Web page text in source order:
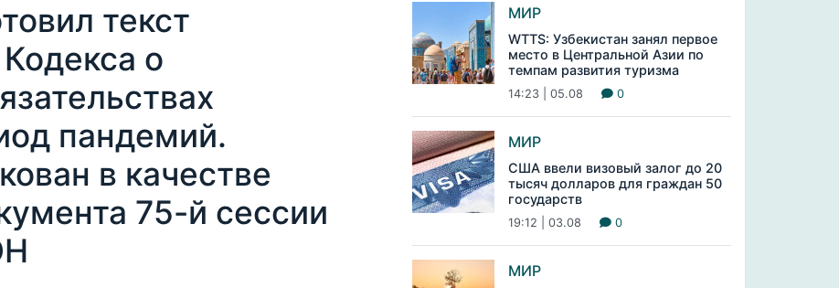
текст
о
пандемий.
в качестве
75-й сессии
МИР
WTTS: Узбекистан занял первое
место в Центральной Азии по
темпам развития туризма
14:23 | 05.08 0
МИР
США ввели визовый залог до 20
тысяч долларов для граждан 50
государств
19:12 | 03.08 0
МИР